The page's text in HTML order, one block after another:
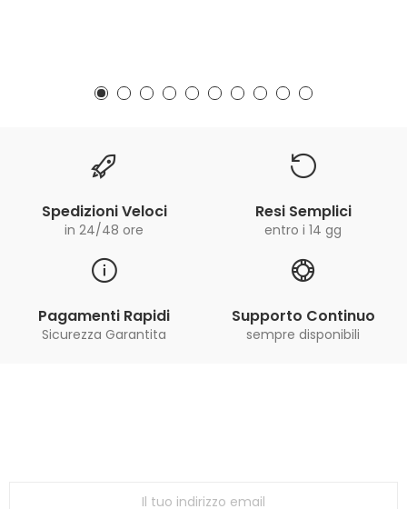
Spedizioni Veloci
in 24/48 ore
Resi Semplici
entro i 14 gg
Pagamenti Rapidi
Sicurezza Garantita
Supporto Continuo
sempre disponibili